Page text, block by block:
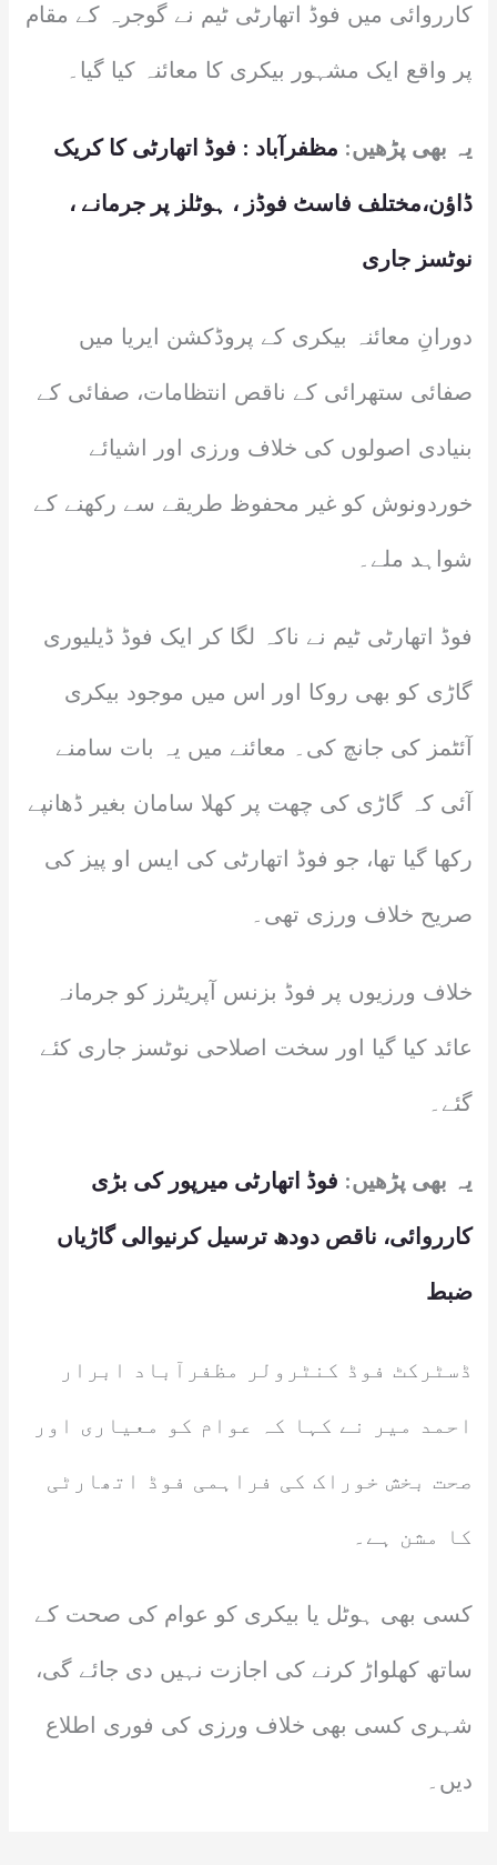
کارروائی میں فوڈ اتھارٹی ٹیم نے گوجرہ کے مقام
پر واقع ایک مشہور بیکری کا معائنہ کیا گیا۔
یہ بھی پڑھیں: مظفرآباد : فوڈ اتھارٹی کا کریک
ڈاؤن،مختلف فاسٹ فوڈز ، ہوٹلز پر جرمانے ،
نوٹسز جاری
دورانِ معائنہ بیکری کے پروڈکشن ایریا میں
صفائی ستھرائی کے ناقص انتظامات، صفائی کے
بنیادی اصولوں کی خلاف ورزی اور اشیائے
خوردونوش کو غیر محفوظ طریقے سے رکھنے کے
شواہد ملے۔
فوڈ اتھارٹی ٹیم نے ناکہ لگا کر ایک فوڈ ڈیلیوری
گاڑی کو بھی روکا اور اس میں موجود بیکری
آئٹمز کی جانچ کی۔ معائنے میں یہ بات سامنے
آئی کہ گاڑی کی چھت پر کھلا سامان بغیر ڈھانپے
رکھا گیا تھا، جو فوڈ اتھارٹی کی ایس او پیز کی
صریح خلاف ورزی تھی۔
خلاف ورزیوں پر فوڈ بزنس آپریٹرز کو جرمانہ
عائد کیا گیا اور سخت اصلاحی نوٹسز جاری کئے
گئے۔
یہ بھی پڑھیں: فوڈ اتھارٹی میرپور کی بڑی
کارروائی، ناقص دودھ ترسیل کرنیوالی گاڑیاں
ضبط
ڈسٹرکٹ فوڈ کنٹرولر مظفرآباد ابرار
احمد میر نے کہا کہ عوام کو معیاری اور
صحت بخش خوراک کی فراہمی فوڈ اتھارٹی
کا مشن ہے۔
کسی بھی ہوٹل یا بیکری کو عوام کی صحت کے
ساتھ کھلواڑ کرنے کی اجازت نہیں دی جائے گی،
شہری کسی بھی خلاف ورزی کی فوری اطلاع
دیں۔